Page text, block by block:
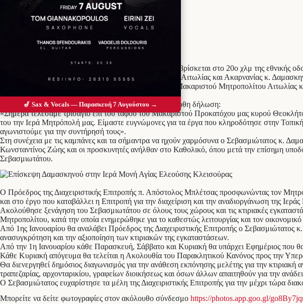
προτιμώμενη πηγή στο Google
Την Ιερά Μονή Ζωοδόχου Πηγής, Αγίας Ελεούσης που βρίσκεται στο 20ο χλμ της εθνικής
18ης Δεκεμβρίου 2022 ο Σεβασμιώτατος Μητροπολίτης Αιτωλίας και Ακαρνανίας κ.
Κατά την άφιξή του τέλεσε τρισάγιο στους τάφους του Μακαριστού Μητροπολίτου
βρίσκονται στον περίβολο της Μονής.
Μετά το τρισάγιο ο Σεβασμιώτατος προέβη στην ακόλουθη δήλωση:
«Σήμερα τελέσαμε τρισάγιο επί του τάφου του Μακαριστού Προκατόχου μας κυρού
του την Ιερά Μητρόπολή μας. Είμαστε ευγνώμονες για τα έργα που κληροδότησε στην
αγωνιστούμε για την συντήρησή τους».
Στη συνέχεια με τις καμπάνες και τα σήμαντρα να ηχούν χαρμόσυνα ο Σεβασμιώτατος κ.
Κωνσταντίνος Ζώης και οι προσκυνητές ανήλθαν στο Καθολικό, όπου μετά την επίσημη
Σεβασμιωτάτου.
Ο Πρόεδρος της Διαχειριστικής Επιτροπής π. Απόστολος Μπλέτσας προσφωνώντας τον
και στο έργο που καταβάλλει η Επιτροπή για την διαχείριση και την αναδιοργάνωση της
Ακολούθησε ξενάγηση του Σεβασμιωτάτου σε όλους τους χώρους και τις κτιριακές
Μητροπολίτου, κατά την οποία ενημερώθηκε για το καθεστώς λειτουργίας και τον
Από 1ης Ιανουαρίου θα αναλάβει Πρόεδρος της Διαχειριστικής Επιτροπής ο
ανασυγκρότηση και την αξιοποίηση των κτιριακών της εγκαταστάσεων.
Από την 1η Ιανουαρίου κάθε Παρασκευή, Σάββατο και Κυριακή θα υπάρχει Εφημέριος που
Κάθε Κυριακή απόγευμα θα τελείται η Ακολουθία του Παρακλητικού Κανόνος προς την
Θα διενεργηθεί δημόσιος διαγωνισμός για την ανάθεση εκπόνησης μελέτης για την
τραπεζαρίας, αρχονταρικίου, γραφείων διοικήσεως και όσων άλλων απαιτηθούν για την
Ο Σεβασμιώτατος ευχαρίστησε τα μέλη της Διαχειριστικής Επιτροπής για την μέχρι τώρα
Μπορείτε να δείτε φωτογραφίες στον ακόλουθο σύνδεσμο https://photos.app.goo.gl/
🎷 Sax & Vocals — Παρασκευή 7 Αυγούστου →